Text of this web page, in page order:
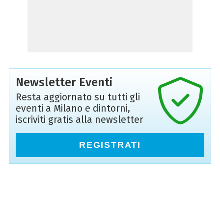
Newsletter Eventi
Resta aggiornato su tutti gli
eventi a Milano e dintorni,
iscriviti gratis alla newsletter
REGISTRATI